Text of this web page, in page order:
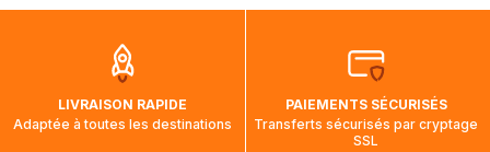
aura touché terre.
LIVRAISON RAPIDE
Adaptée à toutes les destinations
PAIEMENTS SÉCURISÉS
Transferts sécurisés par cryptage
SSL